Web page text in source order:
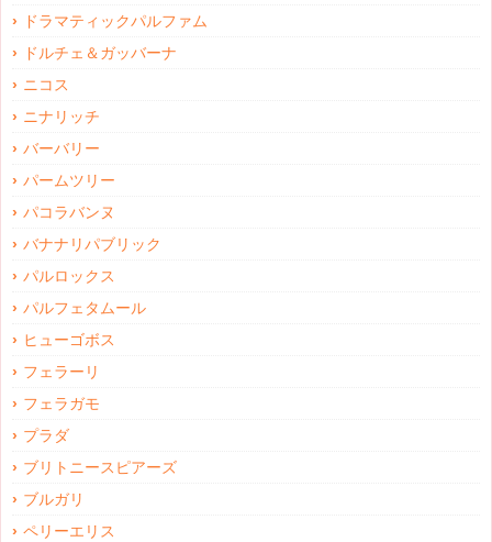
ドラマティックパルファム
ドルチェ＆ガッバーナ
ニコス
ニナリッチ
バーバリー
パームツリー
パコラバンヌ
バナナリパブリック
パルロックス
パルフェタムール
ヒューゴボス
フェラーリ
フェラガモ
プラダ
ブリトニースピアーズ
ブルガリ
ペリーエリス